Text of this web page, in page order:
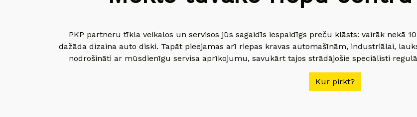
PKP partneru tīkla veikalos un servisos jūs sagaidīs iespaidīgs preču klāsts: vairāk nekā
dažāda dizaina auto diski. Tapāt pieejamas arī riepas kravas automašīnām, industriālai,
nodrošināti ar mūsdienīgu servisa aprīkojumu, savukārt tajos strādājošie speciālisti
Kur pirkt?